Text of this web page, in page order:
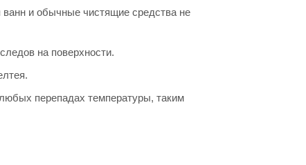
и обычные чистящие средства не
на поверхности.
перепадах температуры, таким